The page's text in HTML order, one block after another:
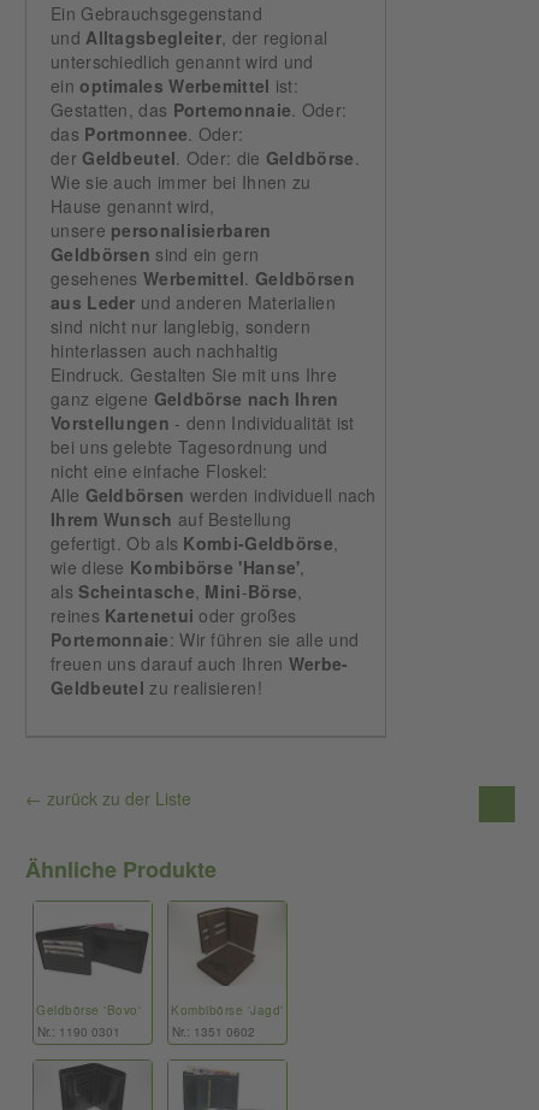
Ein Gebrauchsgegenstand
undAlltagsbegleiter, der regional
unterschiedlich genannt wird und
einoptimales Werbemittel ist:
Gestatten, das Portemonnaie. Oder:
das Portmonnee. Oder:
der Geldbeutel. Oder: die Geldbörse.
Wie sie auch immer bei Ihnen zu
Hause genannt wird,
unsere personalisierbaren
Geldbörsen sind ein gern
gesehenesWerbemittel. Geldbörsen
aus Leder und anderen Materialien
sind nicht nur langlebig, sondern
hinterlassen auch nachhaltig
Eindruck. Gestalten Sie mit uns Ihre
ganz eigene Geldbörse nach Ihren
Vorstellungen - denn Individualität ist
bei uns gelebte Tagesordnung und
nicht eine einfache Floskel:
Alle Geldbörsen werden individuell nach
Ihrem Wunsch auf Bestellung
gefertigt. Ob als Kombi-Geldbörse,
wie diese Kombibörse 'Hanse',
als Scheintasche, Mini-Börse,
reines Kartenetuioder großes
Portemonnaie: Wir führen sie alle und
freuen uns darauf auch Ihren Werbe-
Geldbeutelzu realisieren!
← zurück zu der Liste
Ähnliche Produkte
Geldbörse 'Bovo'
Nr.: 1190 0301
Kombibörse 'Jagd'
Nr.: 1351 0602